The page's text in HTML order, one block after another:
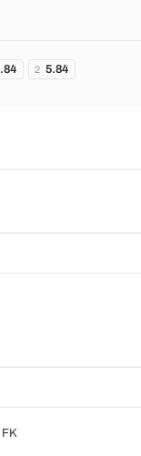
2 5.84
FK